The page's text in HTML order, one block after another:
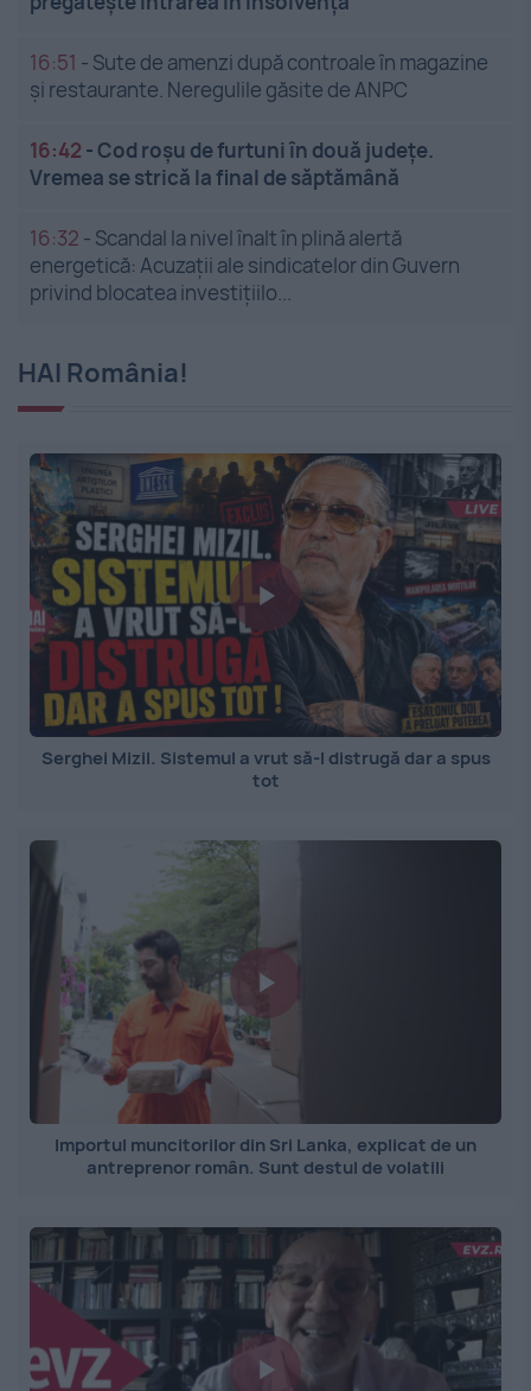
16:51 - Sute de amenzi după controale în magazine
și restaurante. Neregulile găsite de ANPC
16:42 -Cod roșu de furtuni în două județe.
Vremea se strică la final de săptămână
16:32 - Scandal la nivel înalt în plină alertă
energetică: Acuzații ale sindicatelor din Guvern
privind blocatea investițiilo...
HAI România!
Serghei Mizil. Sistemul a vrut să-l distrugă dar a spus
tot
Importul muncitorilor din Sri Lanka, explicat de un
antreprenor român. Sunt destul de volatili